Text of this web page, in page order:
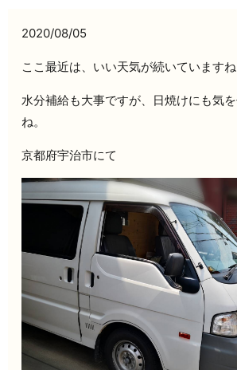
2020/08/05
ここ最近は、いい天気が続いていますね
水分補給も大事ですが、日焼けにも気
ね。
京都府宇治市にて